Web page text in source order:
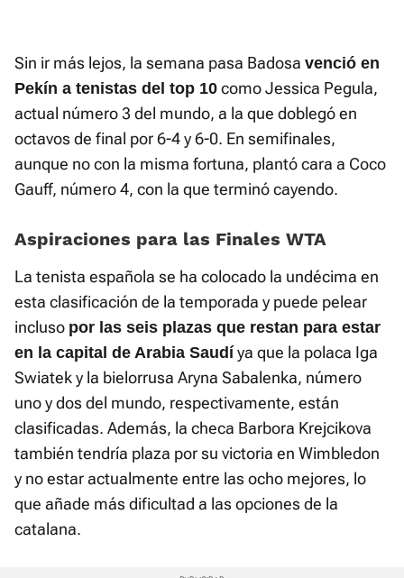
Sin ir más lejos, la semana pasa Badosa venció en
Pekín a tenistas del top 10 como Jessica Pegula,
actual número 3 del mundo, a la que doblegó en
octavos de final por 6-4 y 6-0. En semifinales,
aunque no con la misma fortuna, plantó cara a Coco
Gauff, número 4, con la que terminó cayendo.
Aspiraciones para las Finales WTA
La tenista española se ha colocado la undécima en
esta clasificación de la temporada y puede pelear
incluso por las seis plazas que restan para estar
en la capital de Arabia Saudíya que la polaca Iga
Swiatek y la bielorrusa Aryna Sabalenka, número
uno y dos del mundo, respectivamente, están
clasificadas. Además, la checa Barbora Krejcikova
también tendría plaza por su victoria en Wimbledon
y no estar actualmente entre las ocho mejores, lo
que añade más dificultad a las opciones de la
catalana.